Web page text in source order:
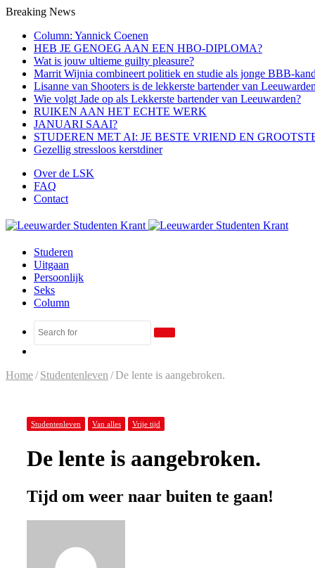
Breaking News
Column: Yannick Coenen
HEB JE GENOEG AAN EEN HBO-DIPLOMA?
Wat is jouw ultieme guilty pleasure?
Marrit Wijnia combineert politiek en studie als jonge
Lisanne van Shooters is de lekkerste bartender van
Wie volgt Jade op als Lekkerste bartender van Leeuwarden?
RUIKEN AAN HET ECHTE WERK
JANUARI SAAI?
STUDEREN MET AI: JE BESTE VRIEND EN
Gezellig stressloos kerstdiner
Over de LSK
FAQ
Contact
Studeren
Uitgaan
Persoonlijk
Seks
Column
Search
Home/ Studentenleven /De lente is aangebroken.
Studentenleven Van alles Vrije tijd
De lente is aangebroken.
Tijd om weer naar buiten te gaan!